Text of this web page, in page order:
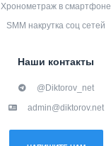
Хронометраж в смартфоне
SMM накрутка соц сетей
Наши контакты
@Diktorov_net
admin@diktorov.net